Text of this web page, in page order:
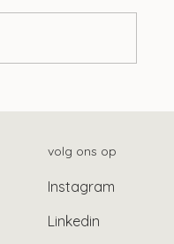
volg ons op
Instagram
Linkedin